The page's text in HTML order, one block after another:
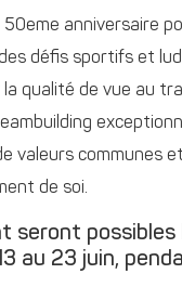
50eme anniversaire
défis sportifs et
qualité de vue au
valeurs communes
de soi.
seront
au 23 juin,